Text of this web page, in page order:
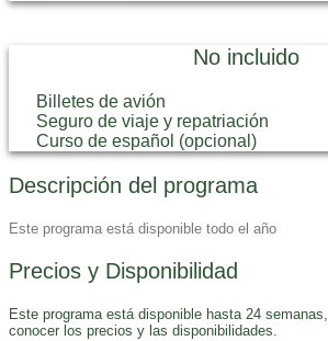
No incluido
Billetes de avión
Seguro de viaje y repatriación
Curso de español (opcional)
Descripción del programa
Este programa está disponible todo el año
Precios y Disponibilidad
Este programa está disponible hasta 24 semanas,
conocer los precios y las disponibilidades.